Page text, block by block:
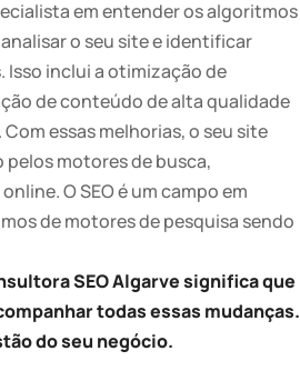
em entender os algoritmos
o seu site e identificar
Isso inclui a otimização de
de conteúdo de alta qualidade
essas melhorias, o seu site
motores de busca,
O SEO é um campo em
de motores de pesquisa sendo
SEO Algarve significa que
todas essas mudanças.
do seu negócio.